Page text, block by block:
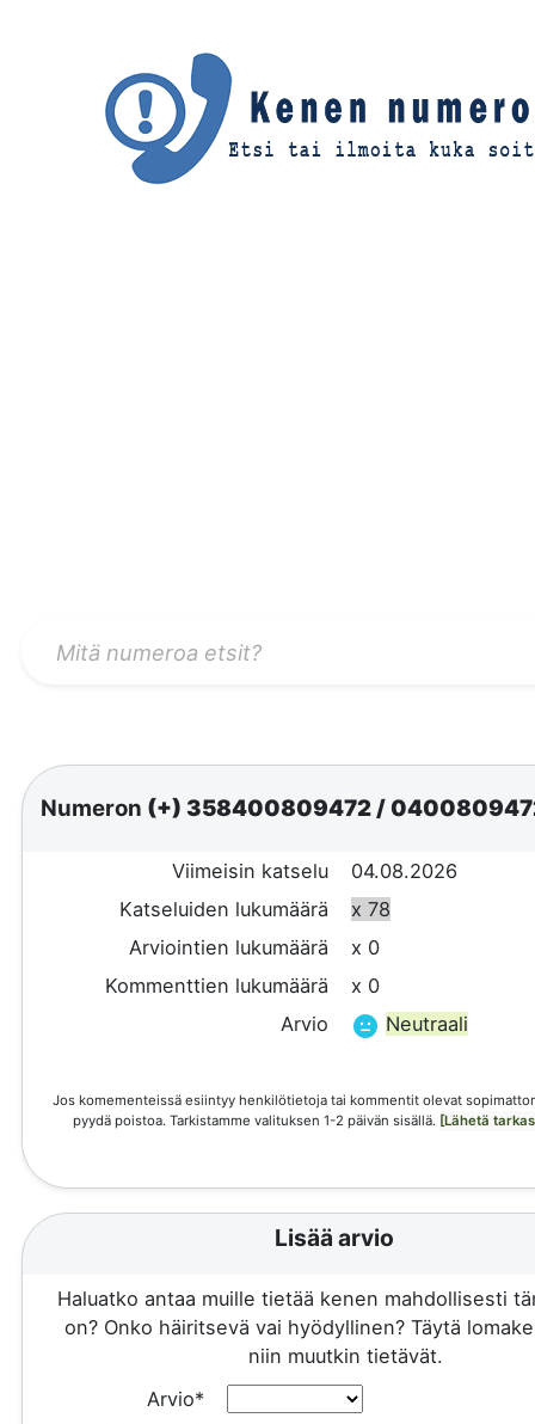
Numeron (+) 358400809472/
Viimeisin katselu
04.08.2026
Katseluiden lukumäärä
x 78
Arviointien lukumäärä
x 0
Kommenttien lukumäärä
x 0
Arvio
Neutraali
Jos komementeissä esiintyy henkilötietoja tai kommentit olevat
pyydä poistoa. Tarkistamme valituksen 1-2 päivän sisällä. [Lähetä
Lisää arvio
Haluatko antaa muille tietää kenen mahdollisesti
on? Onko häiritsevä vai hyödyllinen? Täytä
niin muutkin tietävät.
Arvio*